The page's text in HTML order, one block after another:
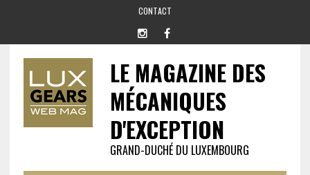
CONTACT
LE MAGAZINE DES
MÉCANIQUES
D'EXCEPTION
GRAND-DUCHÉ DU LUXEMBOURG